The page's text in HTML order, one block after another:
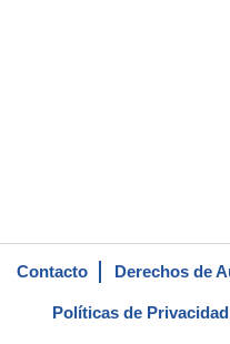
Contacto Derechos de
Políticas de Privacidad